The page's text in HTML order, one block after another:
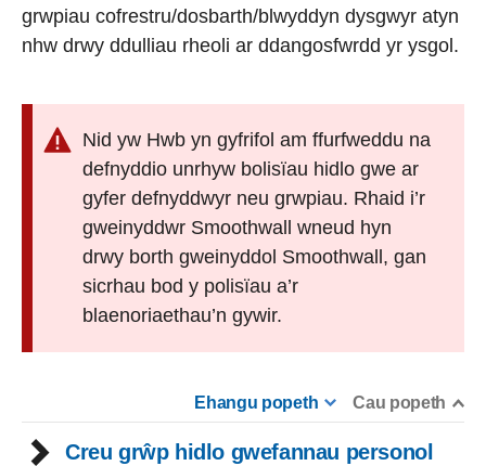
grwpiau cofrestru/dosbarth/blwyddyn dysgwyr atyn
nhw drwy ddulliau rheoli ar ddangosfwrdd yr ysgol.
Nid yw Hwb yn gyfrifol am ffurfweddu na
defnyddio unrhyw bolisïau hidlo gwe ar
gyfer defnyddwyr neu grwpiau. Rhaid i’r
gweinyddwr Smoothwall wneud hyn
drwy borth gweinyddol Smoothwall, gan
sicrhau bod y polisïau a’r
blaenoriaethau’n gywir.
Ehangu popeth Cau popeth
Creu grŵp hidlo gwefannau personol